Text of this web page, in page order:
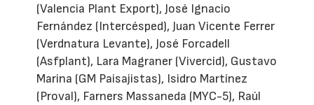
(Valencia Plant Export), José Ignacio
Fernández (Intercésped), Juan Vicente Ferrer
(Verdnatura Levante), José Forcadell
(Asfplant), Lara Magraner (Vivercid), Gustavo
Marina (GM Paisajistas), Isidro Martínez
(Proval), Farners Massaneda (MYC-5), Raúl